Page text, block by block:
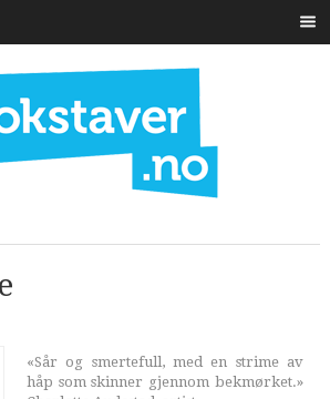
«Sår og smertefull, med en strime av
håp som skinner gjennom bekmørket.»